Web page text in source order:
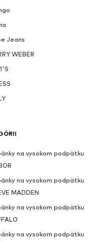
Jeans
WEBER
na vysokom podpätku
na vysokom podpätku
MADDEN
na vysokom podpätku
na vysokom podpätku